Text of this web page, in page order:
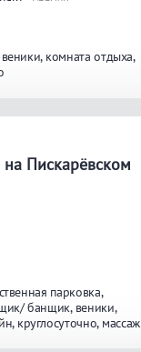
веники комната отдыха
Пискарёвском
парковка
банщик веники
круглосуточно массаж